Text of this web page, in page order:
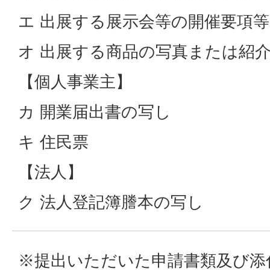
エ 出展する展示会等の開催要項等
オ 出展する商品の写真または紹
【個人事業主】
カ 開業届出書の写し
キ 住民票
【法人】
ク 法人登記簿謄本の写し
※提出いただいた申請書類及び